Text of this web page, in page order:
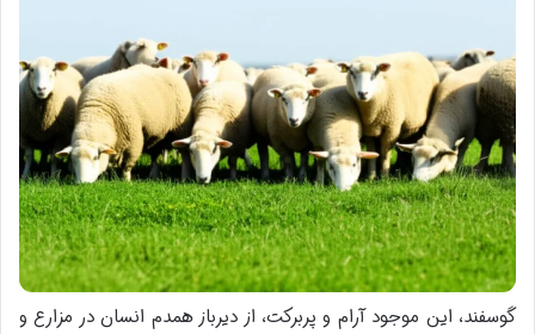
گوسفند، این موجود آرام و پربرکت، از دیرباز همدم انسان در مزارع و